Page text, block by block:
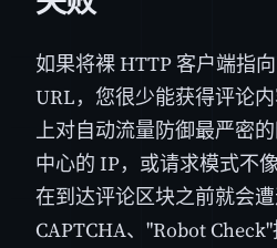
如果将裸 HTTP 客户端指
URL，您很少能获得评论
上对自动流量防御最严密
中心的 IP，或请求模式不
在到达评论区块之前就会
CAPTCHA、"Robot